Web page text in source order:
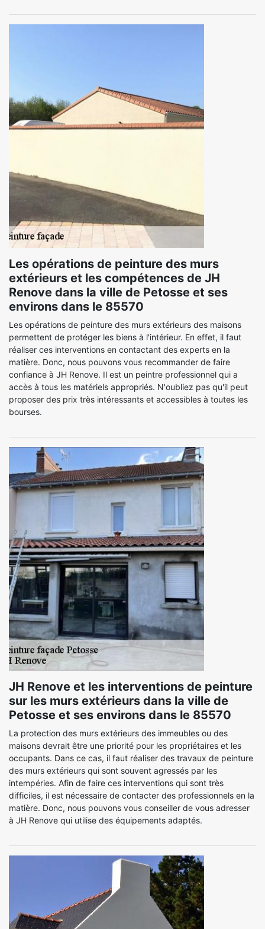
Les opérations de peinture des murs
extérieurs et les compétences de JH
Renove dans la ville de Petosse et ses
environs dans le 85570
Les opérations de peinture des murs extérieurs des maisons
permettent de protéger les biens à l'intérieur. En effet, il faut
réaliser ces interventions en contactant des experts en la
matière. Donc, nous pouvons vous recommander de faire
confiance à JH Renove. Il est un peintre professionnel qui a
accès à tous les matériels appropriés. N'oubliez pas qu'il peut
proposer des prix très intéressants et accessibles à toutes les
bourses.
JH Renove et les interventions de peinture
sur les murs extérieurs dans la ville de
Petosse et ses environs dans le 85570
La protection des murs extérieurs des immeubles ou des
maisons devrait être une priorité pour les propriétaires et les
occupants. Dans ce cas, il faut réaliser des travaux de peinture
des murs extérieurs qui sont souvent agressés par les
intempéries. Afin de faire ces interventions qui sont très
difficiles, il est nécessaire de contacter des professionnels en la
matière. Donc, nous pouvons vous conseiller de vous adresser
à JH Renove qui utilise des équipements adaptés.